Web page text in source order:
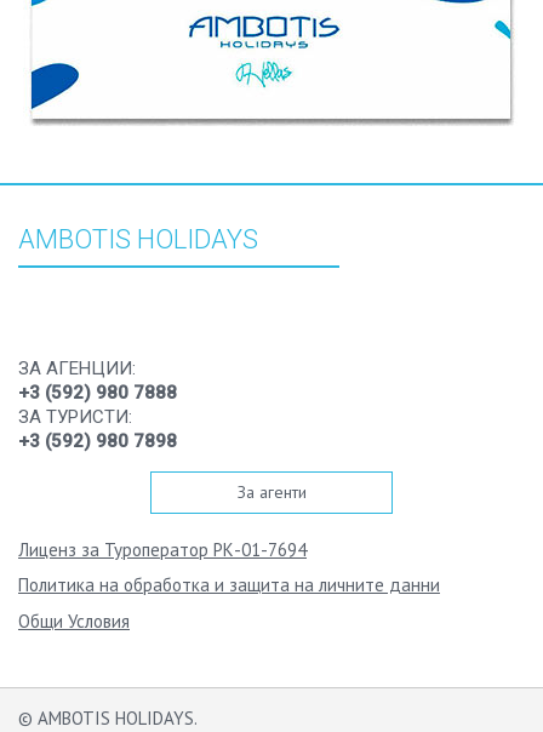
AMBOTIS HOLIDAYS
ЗА АГЕНЦИИ:
+3 (592) 980 7888
ЗА ТУРИСТИ:
+3 (592) 980 7898
За агенти
Лиценз за Туроператор РК-01-7694
Политика на обработка и защита на личните данни
Общи Условия
© AMBOTIS HOLIDAYS.